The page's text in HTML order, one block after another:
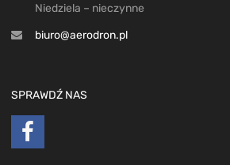
Niedziela – nieczynne
biuro@aerodron.pl
SPRAWDŹ NAS